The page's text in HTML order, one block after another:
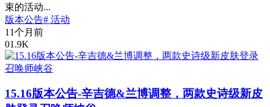
束的活动...
版本公告# 活动
11个月前
01.9K
15.16版本公告-辛吉德&兰博调整，两款史诗级新皮